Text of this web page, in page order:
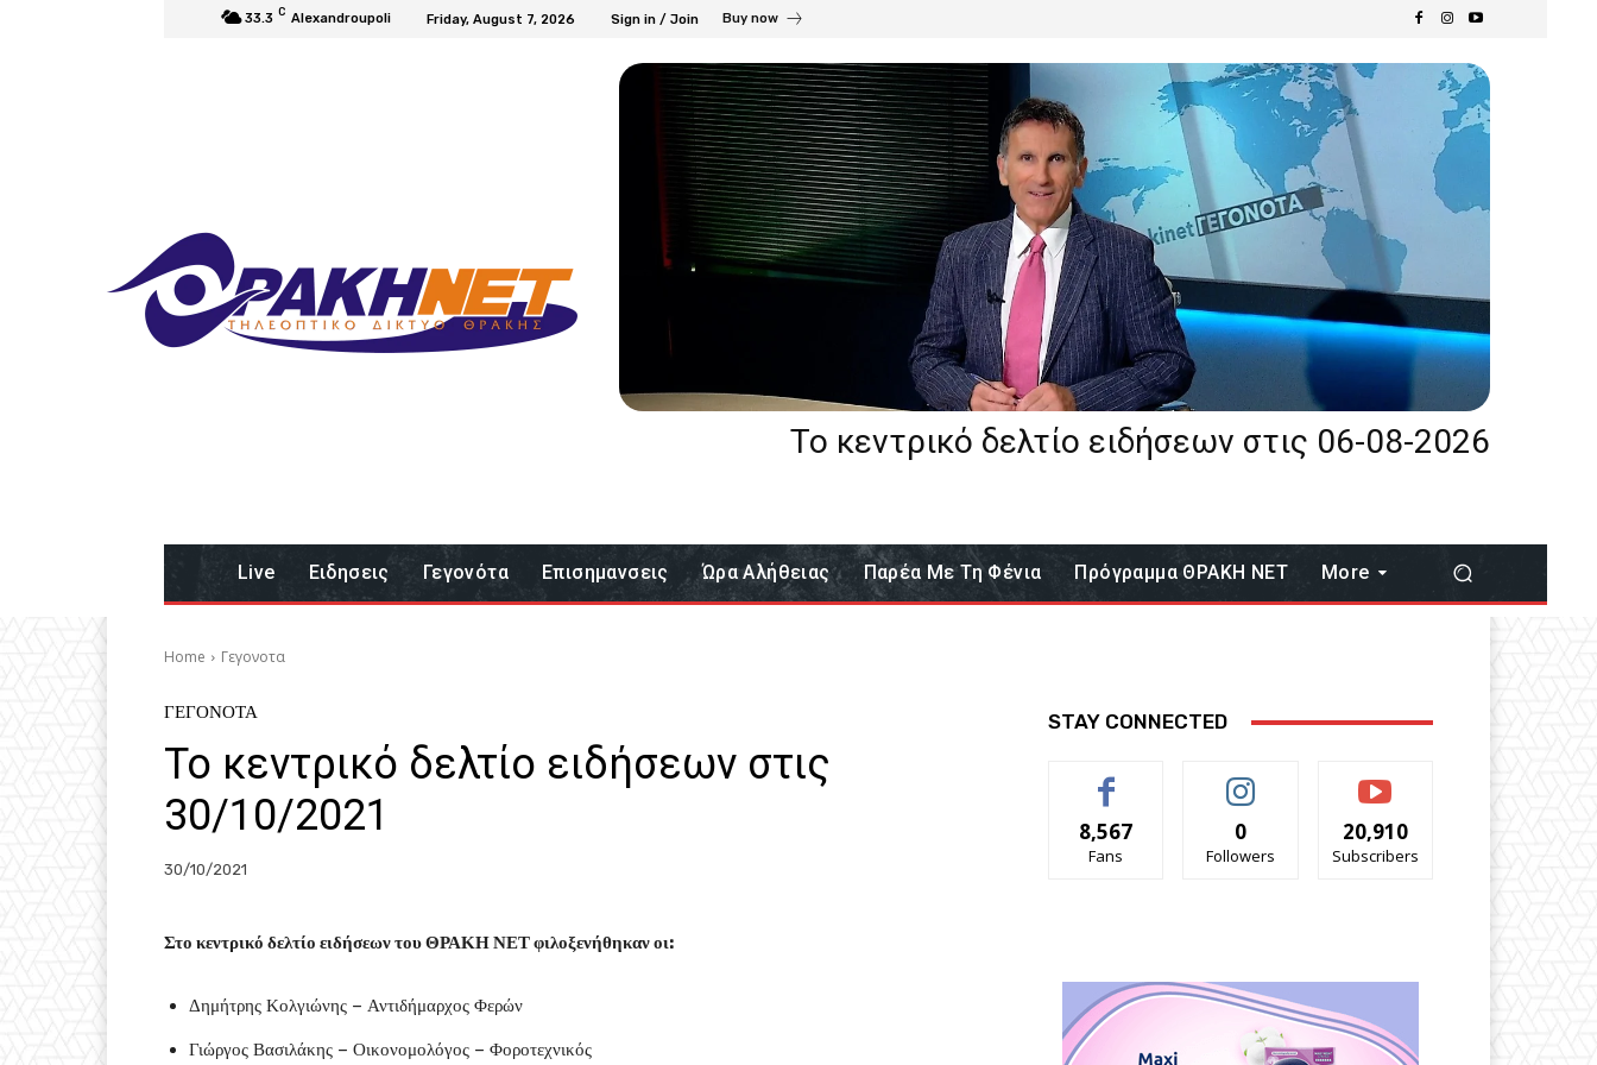
33.3 C Alexandroupoli Friday, August 7, 2026 Sign in / Join Buy now
Το κεντρικό δελτίο ειδήσεων στις 06-08-2026
Live Eιδησεις Γεγονότα Επισημανσεις Ώρα Αλήθειας Παρέα Με Τη Φένια Πρόγραμμα ΘΡΑΚΗ ΝΕΤ More
Home Γεγονοτα
ΓΕΓΟΝΟΤΑ
Το κεντρικό δελτίο ειδήσεων στις
30/10/2021
30/10/2021
Στο κεντρικό δελτίο ειδήσεων του ΘΡΑΚΗ ΝΕΤ φιλοξενήθηκαν οι:
Δημήτρης Κολγιώνης – Αντιδήμαρχος Φερών
Γιώργος Βασιλάκης – Οικονομολόγος – Φοροτεχνικός
STAY CONNECTED
8,567
Fans
0
Followers
20,910
Subscribers